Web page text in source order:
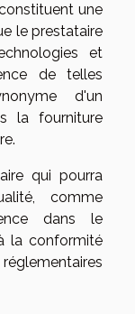
une
le prestataire
et
de telles
d'un
la fourniture
qui pourra
comme
dans le
la conformité